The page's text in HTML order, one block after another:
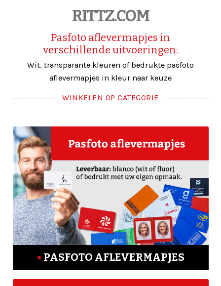
RITTZ.COM
Pasfoto aflevermapjes in
verschillende uitvoeringen:
Wit, transparante kleuren of bedrukte pasfoto
aflevermapjes in kleur naar keuze
WINKELEN OP CATEGORIE
PASFOTO AFLEVERMAPJES